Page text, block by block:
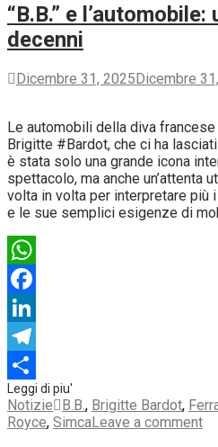
“B.B.” e
decenni
Dicembre 31, 2025Dicembre
Le automobili della diva
Brigitte #Bardot, che ci ha
è stata solo una grande icona
spettacolo, ma anche un’attenta
volta in volta per interpretare più
e le sue semplici esigenze di
WhatsApp
Facebook
LinkedIn
Telegram
Condividi
Notizie B.B., Brigitte Bardot,
Royce, SimcaLeave a comment